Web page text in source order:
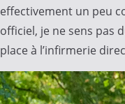
effectivement un peu
officiel, je ne sens pas
place à l’infirmerie